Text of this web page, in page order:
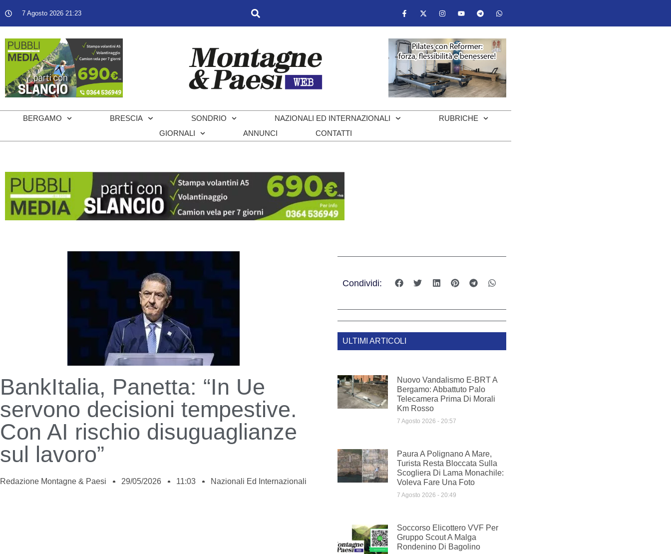
7 Agosto 2026 21:23
BERGAMO BRESCIA SONDRIO NAZIONALI ED INTERNAZIONALI
RUBRICHE
GIORNALI
ANNUNCI CONTATTI
BankItalia, Panetta: “In Ue
servono decisioni tempestive.
Con AI rischio disuguaglianze
sul lavoro”
Redazione Montagne & Paesi 29/05/2026 11:03 Nazionali Ed Internazionali
Condividi:
ULTIMI ARTICOLI
Nuovo Vandalismo E-BRT A
Bergamo: Abbattuto Palo
Telecamera Prima Di Morali
Km Rosso
7 Agosto 2026 20:57
Paura A Polignano A Mare,
Turista Resta Bloccata Sulla
Scogliera Di Lama Monachile:
Voleva Fare Una Foto
7 Agosto 2026 20:49
Soccorso Elicottero VVF Per
Gruppo Scout A Malga
Rondenino Di Bagolino